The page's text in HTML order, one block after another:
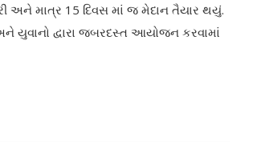
અને માત્ર 15 દિવસ માં જ મેદાન તૈયાર થયું.
યુવાનો દ્વારા જબરદસ્ત આયોજન કરવામાં